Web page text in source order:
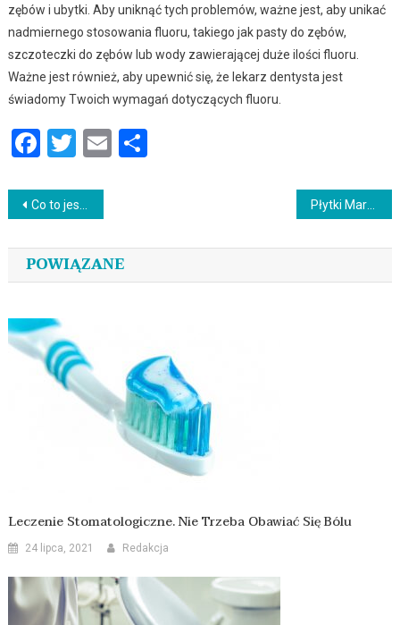
zębów i ubytki. Aby uniknąć tych problemów, ważne jest, aby unikać
nadmiernego stosowania fluoru, takiego jak pasty do zębów,
szczoteczki do zębów lub wody zawierającej duże ilości fluoru.
Ważne jest również, aby upewnić się, że lekarz dentysta jest
świadomy Twoich wymagań dotyczących fluoru.
Facebook
Twitter
EmailPodziel
Nawigacja
wpisu
Co to jest dozór G1? Płytki Marazzi – Piękne, stylowe i praktyczne rozwiązanie dla Twojej podłogi!
POWIĄZANE
Leczenie Stomatologiczne. Nie Trzeba Obawiać Się Bólu
24 lipca, 2021 Redakcja